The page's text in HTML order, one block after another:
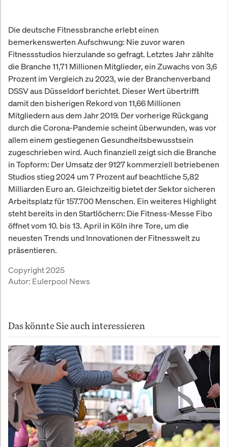
Die deutsche Fitnessbranche erlebt einen
bemerkenswerten Aufschwung: Nie zuvor waren
Fitnessstudios hierzulande so gefragt. Letztes Jahr zählte
die Branche 11,71 Millionen Mitglieder, ein Zuwachs von 3,6
Prozent im Vergleich zu 2023, wie der Branchenverband
DSSV aus Düsseldorf berichtet. Dieser Wert übertrifft
damit den bisherigen Rekord von 11,66 Millionen
Mitgliedern aus dem Jahr 2019. Der vorherige Rückgang
durch die Corona-Pandemie scheint überwunden, was vor
allem einem gestiegenen Gesundheitsbewusstsein
zugeschrieben wird. Auch finanziell zeigt sich die Branche
in Topform: Der Umsatz der 9127 kommerziell betriebenen
Studios stieg 2024 um 7 Prozent auf beachtliche 5,82
Milliarden Euro an. Gleichzeitig bietet der Sektor sicheren
Arbeitsplatz für 157.700 Menschen. Ein weiteres Highlight
steht bereits in den Startlöchern: Die Fitness-Messe Fibo
öffnet vom 10. bis 13. April in Köln ihre Tore, um die
neuesten Trends und Innovationen der Fitnesswelt zu
präsentieren.
Copyright 2025
Autor: Eulerpool News
Das könnte Sie auch interessieren